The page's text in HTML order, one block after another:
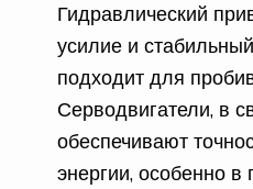
Гидравлический
усилие и
подходит для
Серводвигатели, в
обеспечивают
энергии, особенно